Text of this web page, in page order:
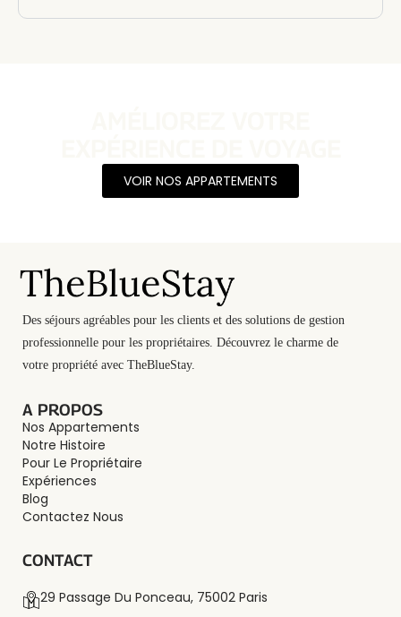
VOIR NOS APPARTEMENTS
Des séjours agréables pour les clients et des solutions de gestion
professionnelle pour les propriétaires. Découvrez le charme de
votre propriété avec TheBlueStay.
A PROPOS
Nos Appartements
Notre Histoire
Pour Le Propriétaire
Expériences
Blog
Contactez Nous
CONTACT
29 Passage Du Ponceau, 75002 Paris